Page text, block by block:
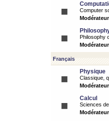
Computer
Philosophy
Français
Physique
Classique,
Calcul
Sciences